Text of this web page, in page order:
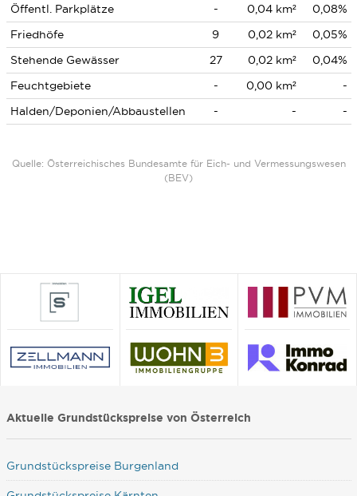
Öffentl. Parkplätze
- 0,04 km²
0,08%
Friedhöfe
9 0,02 km²
0,05%
Stehende Gewässer
27 0,02 km²
0,04%
Feuchtgebiete
- 0,00 km²
-
Halden/Deponien/Abbaustellen
- - -
Quelle: Österreichisches Bundesamte für Eich- und Vermessungswesen
(BEV)
Aktuelle Grundstückspreise von Österreich
Grundstückspreise Burgenland